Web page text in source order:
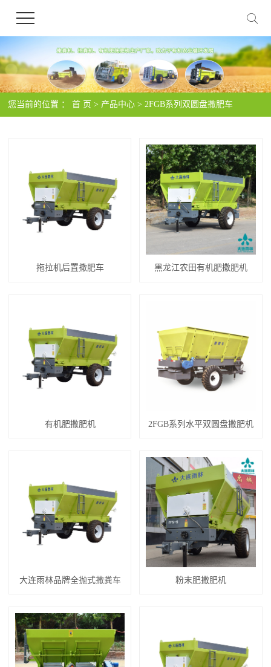
您当前的位置 ：首 页 > 产品中心 >2FGB系列双圆盘撒肥车
拖拉机后置撒肥车 黑龙江农田有机肥撒肥机
有机肥撒肥机 2FGB系列水平双圆盘撒肥机
大连雨林品牌全抛式撒粪车 粉末肥撒肥机